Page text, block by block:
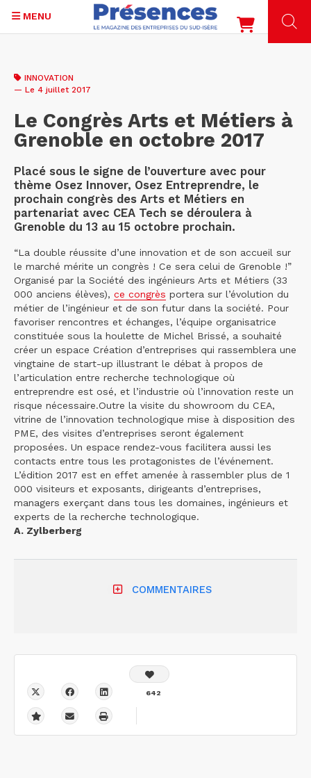
contenu
MENU
INNOVATION
— Le 4 juillet 2017
Le Congrès Arts et Métiers à
Grenoble en octobre 2017
Placé sous le signe de l’ouverture avec pour
thème Osez Innover, Osez Entreprendre, le
prochain congrès des Arts et Métiers en
partenariat avec CEA Tech se déroulera à
Grenoble du 13 au 15 octobre prochain.
“La double réussite d’une innovation et de son accueil sur
le marché mérite un congrès ! Ce sera celui de Grenoble !”
Organisé par la Société des ingénieurs Arts et Métiers (33
000 anciens élèves), ce congrès portera sur l’évolution du
métier de l’ingénieur et de son futur dans la société. Pour
favoriser rencontres et échanges, l’équipe organisatrice
constituée sous la houlette de Michel Brissé, a souhaité
créer un espace Création d’entreprises qui rassemblera une
vingtaine de start-up illustrant le débat à propos de
l’articulation entre recherche technologique où
entreprendre est osé, et l’industrie où l’innovation reste un
risque nécessaire.Outre la visite du showroom du CEA,
vitrine de l’innovation technologique mise à disposition des
PME, des visites d’entreprises seront également
proposées. Un espace rendez-vous facilitera aussi les
contacts entre tous les protagonistes de l’événement.
L’édition 2017 est en effet amenée à rassembler plus de 1
000 visiteurs et exposants, dirigeants d’entreprises,
managers exerçant dans tous les domaines, ingénieurs et
experts de la recherche technologique.
A. Zylberberg
COMMENTAIRES
642